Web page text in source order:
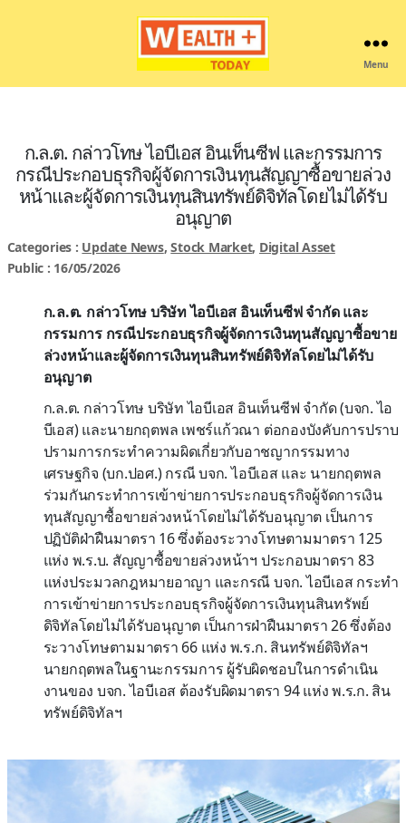
Menu
ก.ล.ต. กล่าวโทษ ไอบีเอส อินเท็นซีฟ และกรรมการ
กรณีประกอบธุรกิจผู้จัดการเงินทุนสัญญาซื้อขายล่วง
หน้าและผู้จัดการเงินทุนสินทรัพย์ดิจิทัลโดยไม่ได้รับ
อนุญาต
Categories : Update News,Stock Market, Digital Asset
Public : 16/05/2026
ก.ล.ต. กล่าวโทษ บริษัท ไอบีเอส อินเท็นซีฟ จำกัด และ
กรรมการ กรณีประกอบธุรกิจผู้จัดการเงินทุนสัญญาซื้อขาย
ล่วงหน้าและผู้จัดการเงินทุนสินทรัพย์ดิจิทัลโดยไม่ได้รับ
อนุญาต
ก.ล.ต. กล่าวโทษ บริษัท ไอบีเอส อินเท็นซีฟ จำกัด (บจก. ไอ
บีเอส) และนายกฤตพล เพชร์แก้วณา ต่อกองบังคับการปราบ
ปรามการกระทำความผิดเกี่ยวกับอาชญากรรมทาง
เศรษฐกิจ (บก.ปอศ.) กรณี บจก. ไอบีเอส และ นายกฤตพล
ร่วมกันกระทำการเข้าข่ายการประกอบธุรกิจผู้จัดการเงิน
ทุนสัญญาซื้อขายล่วงหน้าโดยไม่ได้รับอนุญาต เป็นการ
ปฏิบัติฝ่าฝืนมาตรา 16 ซึ่งต้องระวางโทษตามมาตรา 125
แห่ง พ.ร.บ. สัญญาซื้อขายล่วงหน้าฯ ประกอบมาตรา 83
แห่งประมวลกฎหมายอาญา และกรณี บจก. ไอบีเอส กระทำ
การเข้าข่ายการประกอบธุรกิจผู้จัดการเงินทุนสินทรัพย์
ดิจิทัลโดยไม่ได้รับอนุญาต เป็นการฝ่าฝืนมาตรา 26 ซึ่งต้อง
ระวางโทษตามมาตรา 66 แห่ง พ.ร.ก. สินทรัพย์ดิจิทัลฯ
นายกฤตพลในฐานะกรรมการ ผู้รับผิดชอบในการดำเนิน
งานของ บจก. ไอบีเอส ต้องรับผิดมาตรา 94 แห่ง พ.ร.ก. สิน
ทรัพย์ดิจิทัลฯ